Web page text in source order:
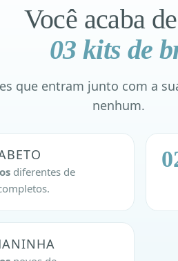
Você acaba
03 kits de
que entram junto com a
nenhum.
diferentes de